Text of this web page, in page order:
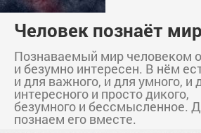
Человек познаёт мир
Познаваемый мир человеком
и безумно интересен. В нём
и для важного, и для умного, и
интересного и просто дикого,
безумного и бессмысленное.
познаем его вместе.